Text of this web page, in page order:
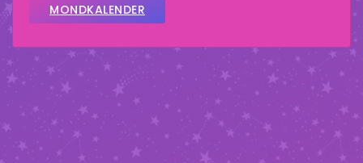
MONDKALENDER